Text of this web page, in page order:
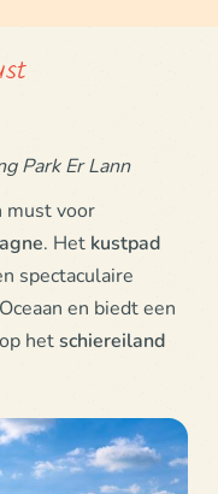
Park Er Lann
must voor
. Het kustpad
spectaculaire
en biedt een
hetschiereiland